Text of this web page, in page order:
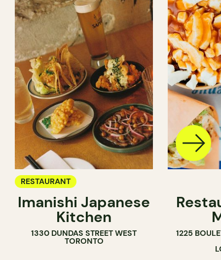
RESTAURANT
Imanishi Japanese
Kitchen
1330 DUNDAS STREET WEST
TORONTO
1225